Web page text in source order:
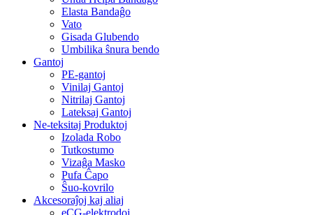
Elasta Bandaĝo
Vato
Gisada Glubendo
Umbilika ŝnura bendo
Gantoj
PE-gantoj
Vinilaj Gantoj
Nitrilaj Gantoj
Lateksaj Gantoj
Ne-teksitaj Produktoj
Izolada Robo
Tutkostumo
Vizaĝa Masko
Pufa Ĉapo
Ŝuo-kovrilo
Akcesoraĵoj kaj aliaj
eCG-elektrodoj